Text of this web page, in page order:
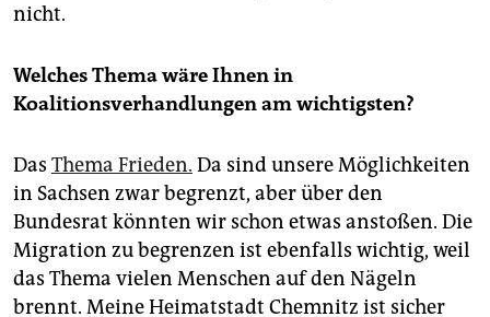
nicht.
Welches Thema wäre Ihnen in
Koalitionsverhandlungen am wichtigsten?
Das Thema Frieden. Da sind unsere Möglichkeiten
in Sachsen zwar begrenzt, aber über den
Bundesrat könnten wir schon etwas anstoßen. Die
Migration zu begrenzen ist ebenfalls wichtig, weil
das Thema vielen Menschen auf den Nägeln
brennt. Meine Heimatstadt Chemnitz ist sicher